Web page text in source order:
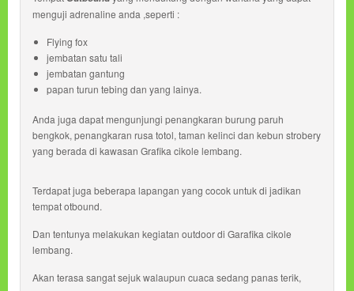
menguji adrenaline anda ,seperti :
Flying fox
jembatan satu tali
jembatan gantung
papan turun tebing dan yang lainya.
Anda juga dapat mengunjungi penangkaran burung paruh
bengkok, penangkaran rusa totol, taman kelinci dan kebun strobery
yang berada di kawasan Grafika cikole lembang.
Terdapat juga beberapa lapangan yang cocok untuk di jadikan
tempat otbound.
Dan tentunya melakukan kegiatan outdoor di Garafika cikole
lembang.
Akan terasa sangat sejuk walaupun cuaca sedang panas terik,